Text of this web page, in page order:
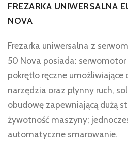
FREZARKA UNIWERSALNA
NOVA
Frezarka uniwersalna z
50 Nova posiada: serwomotor
pokrętło ręczne umożliwiające
narzędzia oraz płynny ruch,
obudowę zapewniającą dużą
żywotność maszyny;
automatyczne smarowanie.